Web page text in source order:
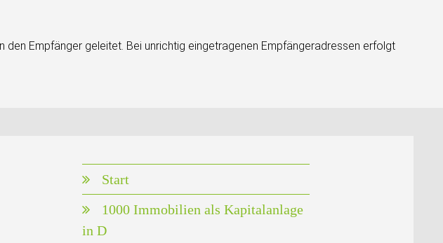
Empfänger geleitet. Bei unrichtig eingetragenen Empfängeradressen erfolgt
Start
1000 Immobilien als Kapitalanlage
in D